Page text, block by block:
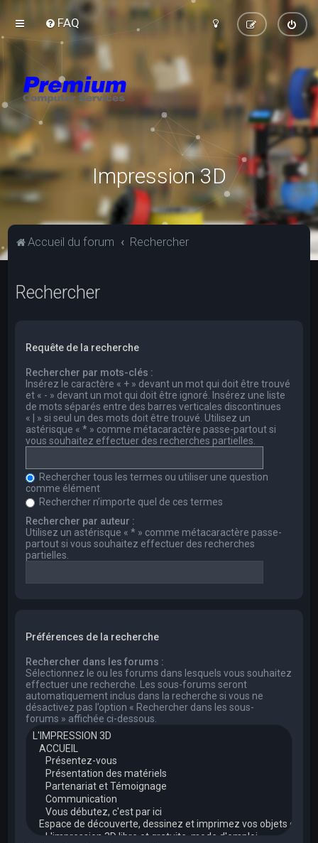
FAQ
Impression 3D
Accueil du forum Rechercher
Rechercher
Requête de la recherche
Rechercher par mots-clés :
Insérez le caractère « + » devant un mot qui doit être trouvé
et « - » devant un mot qui doit être ignoré. Insérez une liste
de mots séparés entre des barres verticales discontinues
« | » si seul un des mots doit être trouvé. Utilisez un
astérisque « * » comme métacaractère passe-partout si
vous souhaitez effectuer des recherches partielles.
Rechercher tous les termes ou utiliser une question
comme élément
Rechercher n’importe quel de ces termes
Rechercher par auteur :
Utilisez un astérisque « * » comme métacaractère passe-
partout si vous souhaitez effectuer des recherches
partielles.
Préférences de la recherche
Rechercher dans les forums :
Sélectionnez le ou les forums dans lesquels vous souhaitez
effectuer une recherche. Les sous-forums seront
automatiquement inclus dans la recherche si vous ne
désactivez pas l’option « Rechercher dans les sous-
forums » affichée ci-dessous.